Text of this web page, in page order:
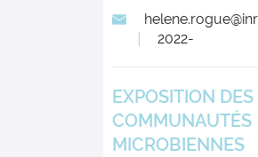
2022-
EXPOSITION DES
COMMUNAUTÉS
MICROBIENNES